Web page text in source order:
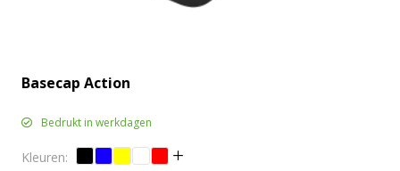
Basecap Action
Bedrukt in werkdagen